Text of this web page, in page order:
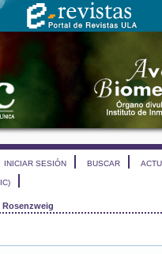
INICIAR SESIÓN BUSCAR
Rosenzweig